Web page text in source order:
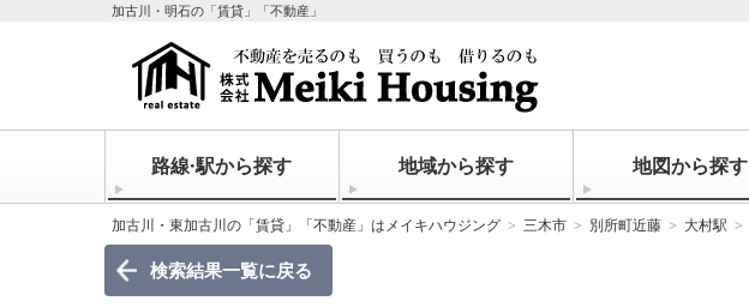
加古川・明石の「賃貸」「不動産」
路線·駅から探す 地域から探す 地図から探す
加古川・東加古川の「賃貸」「不動産」はメイキハウジング 三木市 別所町近藤 大村駅
検索結果一覧に戻る